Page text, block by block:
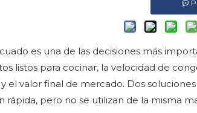
es una de las decisiones más
listos para cocinar, la velocidad de
el valor final de mercado. Dos
rápida, pero no se utilizan de la misma